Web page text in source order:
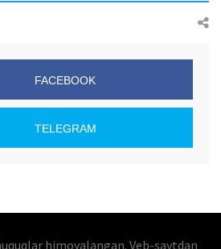
FACEBOOK
TELEGRAM
himoyalangan. Veb-saytdan